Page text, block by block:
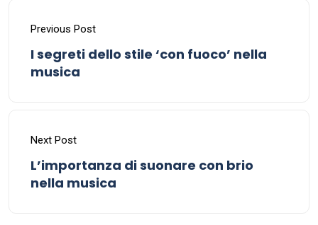
Previous Post
I segreti dello stile ‘con fuoco’ nella
musica
Next Post
L’importanza di suonare con brio
nella musica